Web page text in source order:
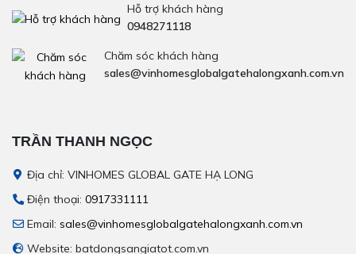
Hỗ trợ khách hàng
0948271118
Chăm sóc khách hàng
sales@vinhomesglobalgatehalongxanh.com.vn
TRẦN THANH NGỌC
Địa chỉ: VINHOMES GLOBAL GATE HẠ LONG
Điện thoại: 0917331111
Email: sales@vinhomesglobalgatehalongxanh.com.vn
Website: batdongsangiatot.com.vn